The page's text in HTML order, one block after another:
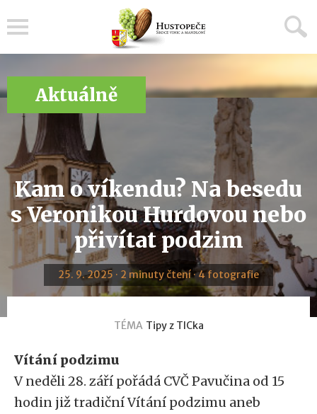
Aktuálně
Kam o víkendu? Na besedu
s Veronikou Hurdovou nebo
přivítat podzim
25. 9. 2025 · 2 minuty čtení · 4 fotografie
TÉMA Tipy z TICka
Vítání podzimu
V neděli 28. září pořádá CVČ Pavučina od 15
hodin již tradiční Vítání podzimu aneb